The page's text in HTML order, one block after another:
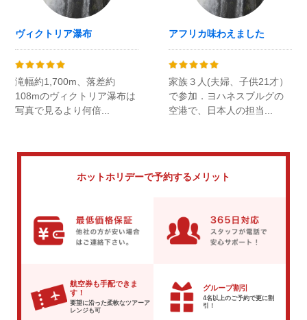
ヴィクトリア瀑布
滝幅約1,700m、落差約
108mのヴィクトリア瀑布は
写真で見るより何倍...
アフリカ味わえました
家族３人(夫婦、子供21才）
で参加．ヨハネスブルグの
空港で、日本人の担当...
ホットホリデーで予約するメリット
航空券も手配できま
す！
要望に沿った柔軟なツアーア
レンジも可
グループ割引
4名以上のご予約で更に割
引！